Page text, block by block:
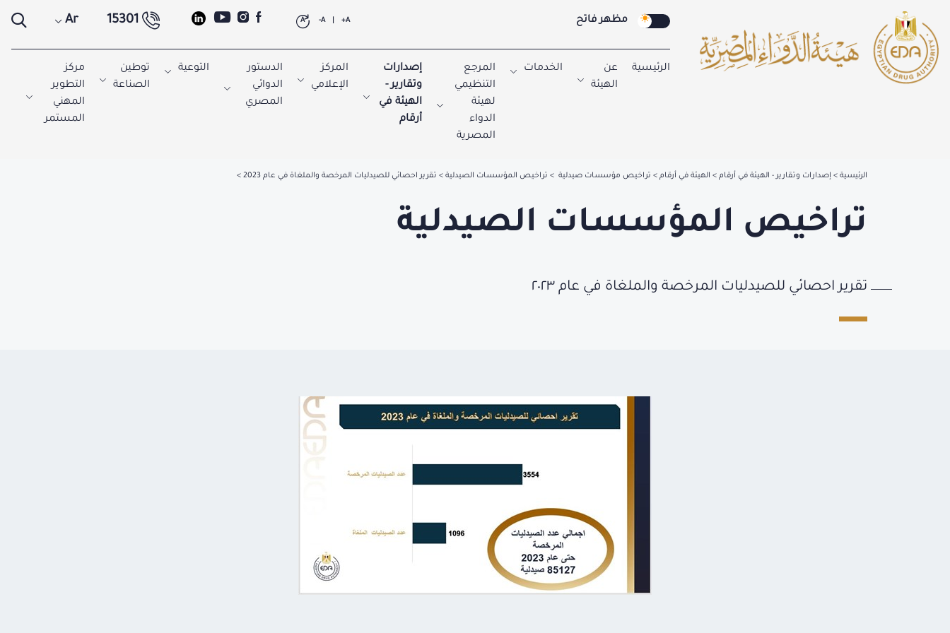
مظهر فاتح A+
A-
A
15301
Ar
الرئيسية
عن
الهيئة
الخدمات
المرجع
التنظيمي
لهيئة
الدواء
المصرية
إصدارات
وتقارير -
الهيئة في
أرقام
المركز
الإعلامي
الدستور
الدوائي
المصري
التوعية
توطين
الصناعة
مركز
التطوير
المهني
المستمر
الرئيسية إصدارات وتقارير - الهيئة في أرقام الهيئة في أرقام تراخيص مؤسسات صيدلية تراخيص المؤسسات الصيدلية تقرير احصائي للصيدليات المرخصة والملغاة في عام 2023
تراخيص المؤسسات الصيدلية
تقرير احصائي للصيدليات المرخصة والملغاة في عام ٢٠٢٣